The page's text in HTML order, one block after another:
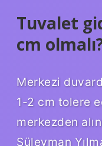
Tuvalet
cm
Merkezi
1-2 cm tolere
merkezden
Süleyman